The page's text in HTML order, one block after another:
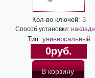
Кол-во ключей: 3
Способ установки:
Тип: универсальный
0руб.